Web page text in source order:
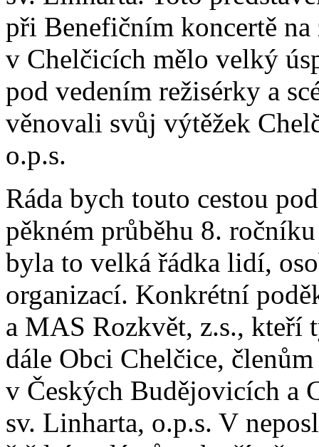
při Benefičním koncertě
v Chelčicích mělo velký
pod vedením režisérky a
věnovali svůj výtěžek
o.p.s.
Ráda bych touto cestou
pěkném průběhu 8.
byla to velká řádka lidí,
organizací. Konkrétní
a MAS Rozkvět, z.s.,
dále Obci Chelčice,
v Českých Budějovicích a
sv. Linharta, o.p.s. V